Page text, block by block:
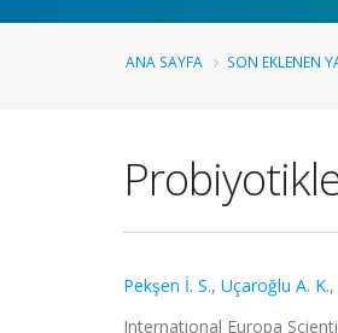
ANA SAYFA SON EKLENEN
Pekşen İ. S., Uçaroğlu A. K.,
International Europa